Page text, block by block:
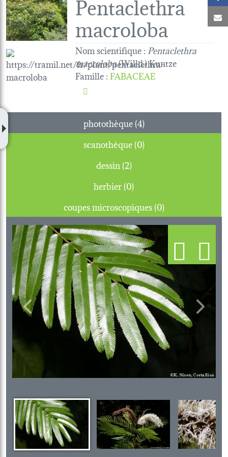
macroloba
Nom scientifique : Pentaclethra
macroloba(Willd.) Kuntze
Famille:FABACEAE
photothèque (4)
scanothèque (0)
dessin (2)
herbier (0)
coupes microscopiques (0)
Previous Next